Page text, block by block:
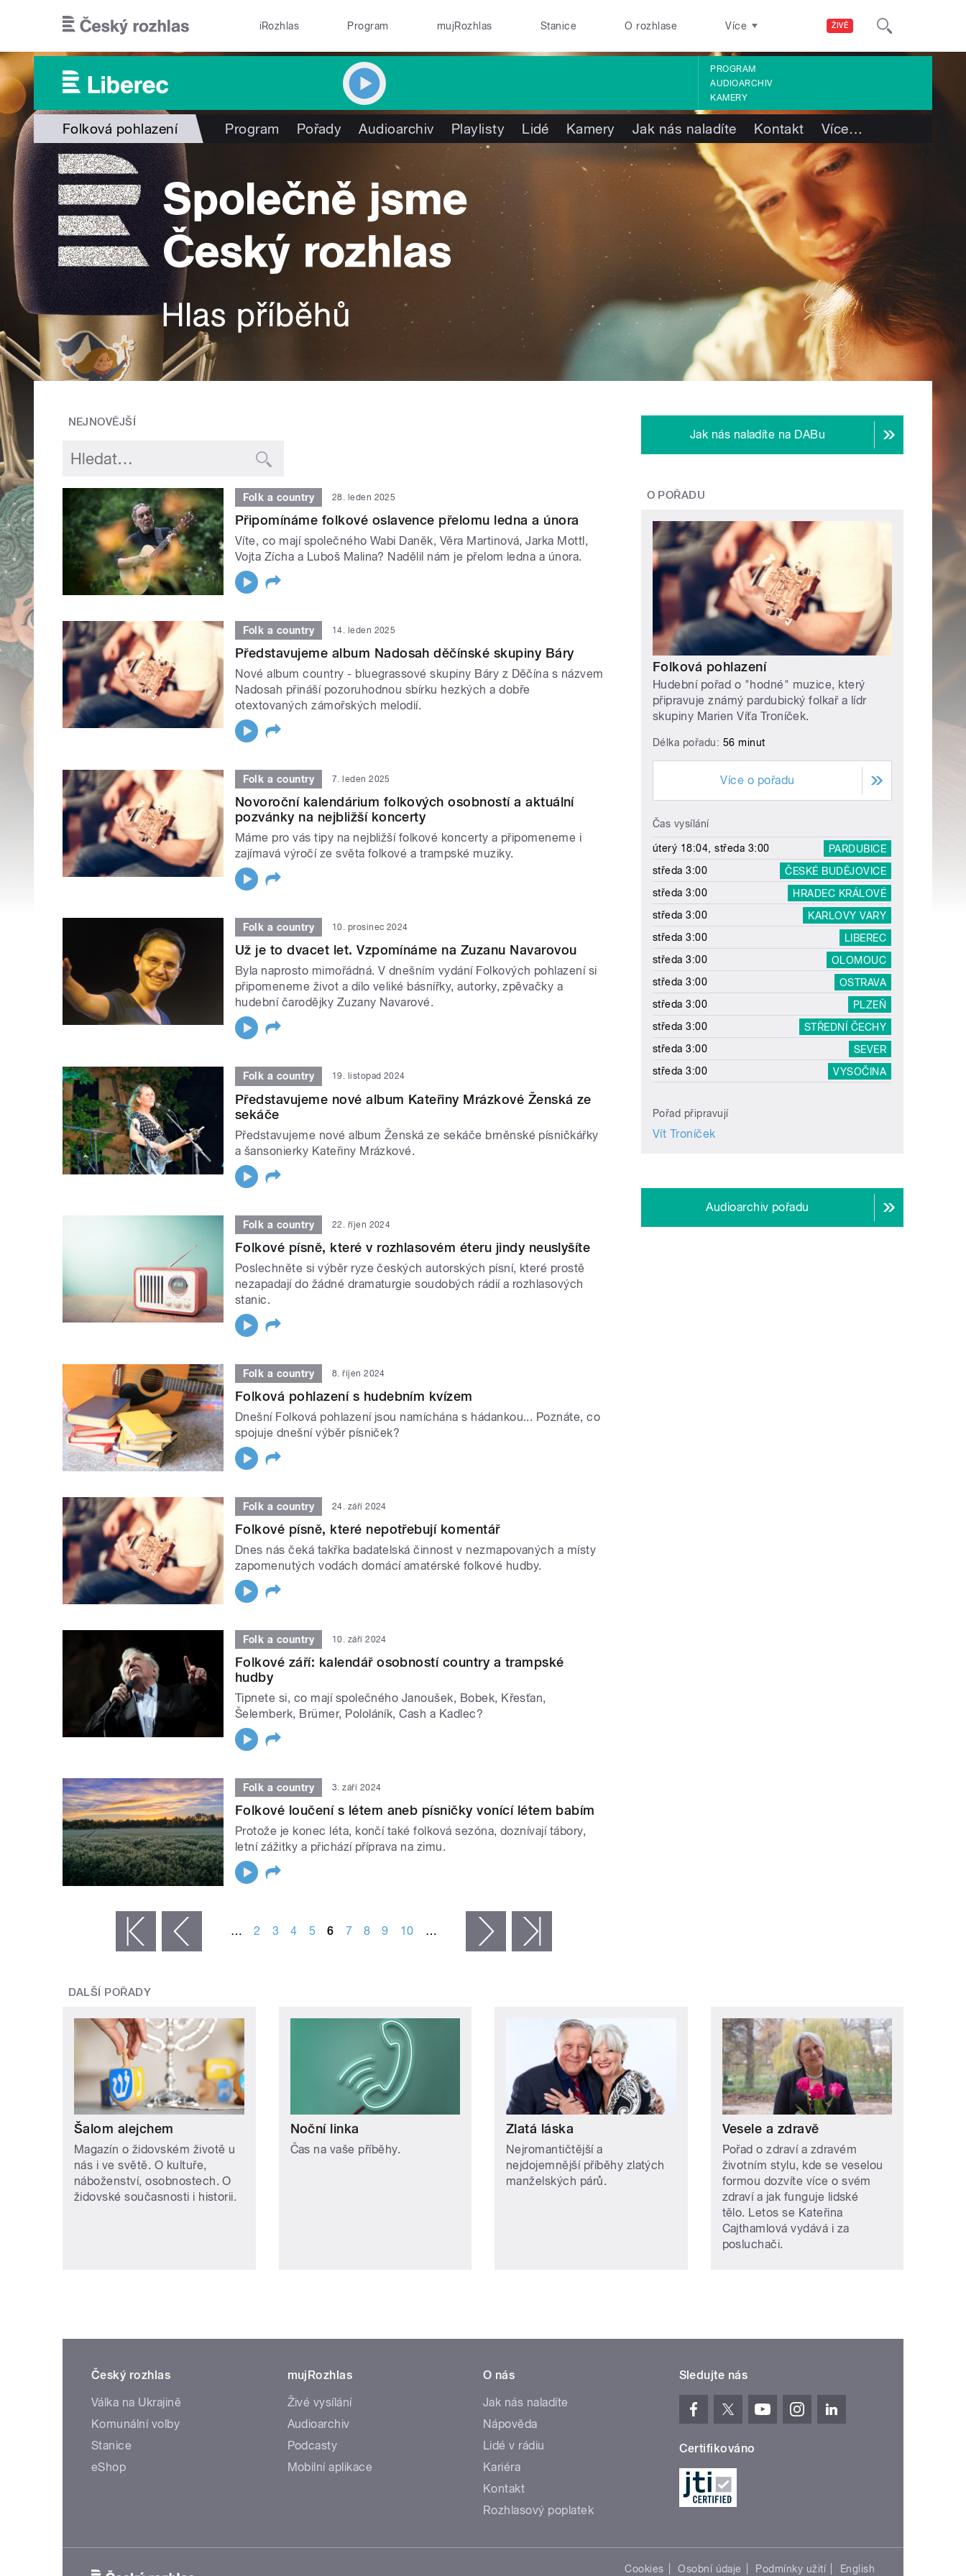
ŽIVĚ
iRozhlas Program mujRozhlas Stanice O rozhlase Více
PROGRAM
AUDIOARCHIV
KAMERY
Folková pohlazení Program Pořady Audioarchiv Playlisty Lidé Kamery Jak nás naladíte Kontakt Více…
NEJNOVĚJŠÍ
Folk a country 28. leden 2025
Připomínáme folkové oslavence přelomu ledna a února
Víte, co mají společného Wabi Daněk, Věra Martinová, Jarka Mottl,
Vojta Zícha a Luboš Malina? Nadělil nám je přelom ledna a února.
Folk a country 14. leden 2025
Představujeme album Nadosah děčínské skupiny Báry
Nové album country - bluegrassové skupiny Báry z Děčína s názvem
Nadosah přináší pozoruhodnou sbírku hezkých a dobře
otextovaných zámořských melodií.
Folk a country 7. leden 2025
Novoroční kalendárium folkových osobností a aktuální
pozvánky na nejbližší koncerty
Máme pro vás tipy na nejbližší folkové koncerty a připomeneme i
zajímavá výročí ze světa folkové a trampské muziky.
Folk a country 10. prosinec 2024
Už je to dvacet let. Vzpomínáme na Zuzanu Navarovou
Byla naprosto mimořádná. V dnešním vydání Folkových pohlazení si
připomeneme život a dílo veliké básnířky, autorky, zpěvačky a
hudební čarodějky Zuzany Navarové.
Folk a country 19. listopad 2024
Představujeme nové album Kateřiny Mrázkové Ženská ze
sekáče
Představujeme nové album Ženská ze sekáče brněnské písničkářky
a šansonierky Kateřiny Mrázkové.
Folk a country 22. říjen 2024
Folkové písně, které v rozhlasovém éteru jindy neuslyšíte
Poslechněte si výběr ryze českých autorských písní, které prostě
nezapadají do žádné dramaturgie soudobých rádií a rozhlasových
stanic.
Folk a country 8. říjen 2024
Folková pohlazení s hudebním kvízem
Dnešní Folková pohlazení jsou namíchána s hádankou... Poznáte, co
spojuje dnešní výběr písniček?
Folk a country 24. září 2024
Folkové písně, které nepotřebují komentář
Dnes nás čeká takřka badatelská činnost v nezmapovaných a místy
zapomenutých vodách domácí amatérské folkové hudby.
Folk a country 10. září 2024
Folkové září: kalendář osobností country a trampské
hudby
Tipnete si, co mají společného Janoušek, Bobek, Křesťan,
Šelemberk, Brümer, Pololáník, Cash a Kadlec?
Folk a country 3. září 2024
Folkové loučení s létem aneb písničky vonící létem babím
Protože je konec léta, končí také folková sezóna, doznívají tábory,
letní zážitky a přichází příprava na zimu.
‹ předchozí … 2 3 4 5 6 7 8 9 10 … následující ›
Jak nás naladíte na DABu
O POŘADU
Folková pohlazení
Hudební pořad o "hodné" muzice, který
připravuje známý pardubický folkař a lídr
skupiny Marien Víťa Troníček.
Délka pořadu: 56 minut
Více o pořadu
Čas vysílání
úterý 18:04, středa 3:00
PARDUBICE
středa 3:00
ČESKÉ BUDĚJOVICE
středa 3:00
HRADEC KRÁLOVÉ
středa 3:00
KARLOVY VARY
středa 3:00
LIBEREC
středa 3:00
OLOMOUC
středa 3:00
OSTRAVA
středa 3:00
PLZEŇ
středa 3:00
STŘEDNÍ ČECHY
středa 3:00
SEVER
středa 3:00
VYSOČINA
Pořad připravují
Vít Troníček
Audioarchiv pořadu
DALŠÍ POŘADY
Šalom alejchem
Magazín o židovském životě u
nás i ve světě. O kultuře,
náboženství, osobnostech. O
židovské současnosti i historii.
Noční linka
Čas na vaše příběhy.
Zlatá láska
Nejromantičtější a
nejdojemnější příběhy zlatých
manželských párů.
Vesele a zdravě
Pořad o zdraví a zdravém
životním stylu, kde se veselou
formou dozvíte více o svém
zdraví a jak funguje lidské
tělo. Letos se Kateřina
Cajthamlová vydává i za
posluchači.
Český rozhlas
Válka na Ukrajině
Komunální volby
Stanice
eShop
mujRozhlas
Živé vysílání
Audioarchiv
Podcasty
Mobilní aplikace
O nás
Jak nás naladíte
Nápověda
Lidé v rádiu
Kariéra
Kontakt
Rozhlasový poplatek
Sledujte nás
Certifikováno
Cookies Osobní údaje Podmínky užití English